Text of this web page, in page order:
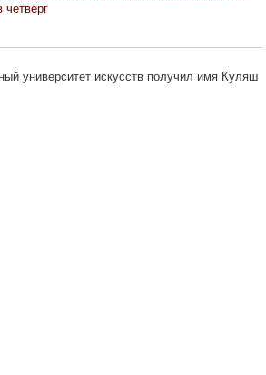
университет искусств получил имя Куляш